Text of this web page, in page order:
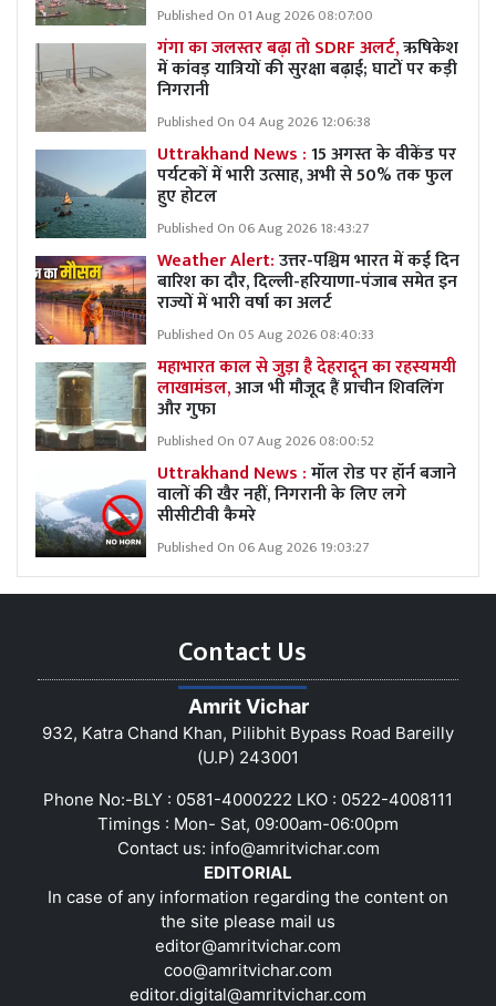
Published On 01 Aug 2026 08:07:00
गंगा का जलस्तर बढ़ा तो SDRF अलर्ट,ऋषिकेश
में कांवड़ यात्रियों की सुरक्षा बढ़ाई; घाटों पर कड़ी
निगरानी
Published On 04 Aug 2026 12:06:38
Uttrakhand News :15 अगस्त के वीकेंड पर
पर्यटकों में भारी उत्साह, अभी से 50% तक फुल
हुए होटल
Published On 06 Aug 2026 18:43:27
Weather Alert:उत्तर-पश्चिम भारत में कई दिन
बारिश का दौर, दिल्ली-हरियाणा-पंजाब समेत इन
राज्यों में भारी वर्षा का अलर्ट
Published On 05 Aug 2026 08:40:33
महाभारत काल से जुड़ा है देहरादून का रहस्यमयी
लाखामंडल,आज भी मौजूद हैं प्राचीन शिवलिंग
और गुफा
Published On 07 Aug 2026 08:00:52
Uttrakhand News :मॉल रोड पर हॉर्न बजाने
वालों की खैर नहीं, निगरानी के लिए लगे
सीसीटीवी कैमरे
Published On 06 Aug 2026 19:03:27
Contact Us
Amrit Vichar
932, Katra Chand Khan, Pilibhit Bypass Road Bareilly
(U.P) 243001
Phone No:-BLY : 0581-4000222 LKO : 0522-4008111
Timings : Mon- Sat, 09:00am-06:00pm
Contact us: info@amritvichar.com
EDITORIAL
In case of any information regarding the content on
the site please mail us
editor@amritvichar.com
coo@amritvichar.com
editor.digital@amritvichar.com